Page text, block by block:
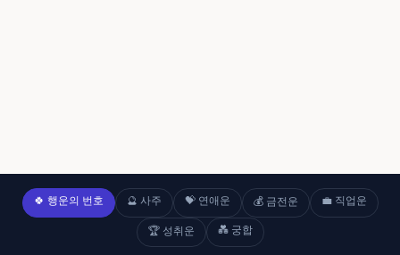
🍀 행운의 번호 🔮 사주 💝 연애운 💰 금전운 💼 직업운
🏆 성취운 💑 궁합